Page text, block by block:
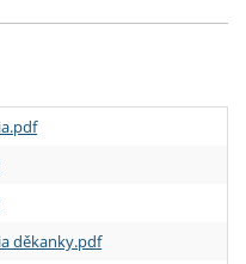
děkanky.pdf